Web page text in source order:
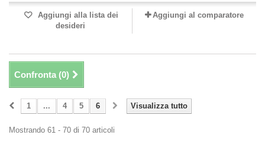
Aggiungi alla lista dei
desideri
Aggiungi al comparatore
Confronta (0)
Visualizza tutto
1 ... 4 5 6
Mostrando 61 - 70 di 70 articoli